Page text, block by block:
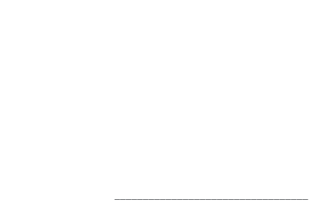
__________________________________